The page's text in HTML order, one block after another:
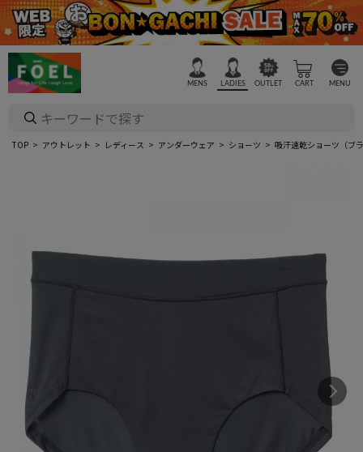
MENS LADIES OUTLET CART MENU
TOP アウトレット レディース アンダーウェア ショーツ 吸汗速乾ショーツ（ブ